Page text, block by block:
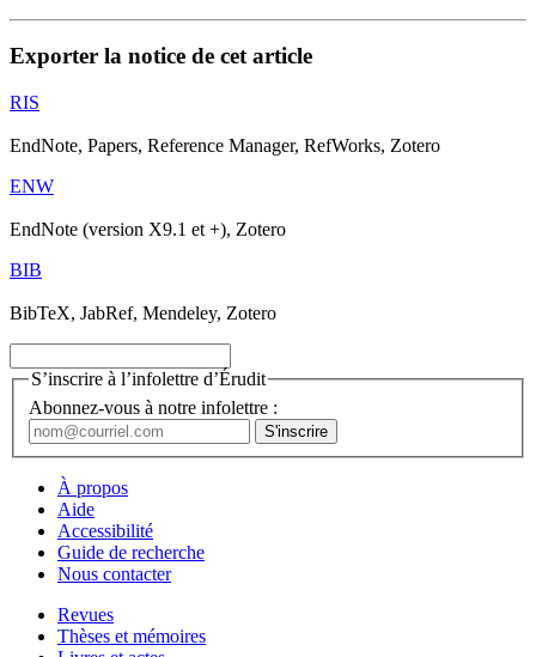
Exporter la notice de cet article
RIS
EndNote, Papers, Reference Manager, RefWorks, Zotero
ENW
EndNote (version X9.1 et +), Zotero
BIB
BibTeX, JabRef, Mendeley, Zotero
S’inscrire à l’infolettre d’Érudit
Abonnez-vous à notre infolettre :
À propos
Aide
Accessibilité
Guide de recherche
Nous contacter
Revues
Thèses et mémoires